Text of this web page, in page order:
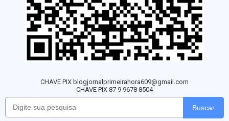
CHAVE PIX blogjornalprimeirahora609@gmail.com
CHAVE PIX 87 9 9678 8504
Buscar